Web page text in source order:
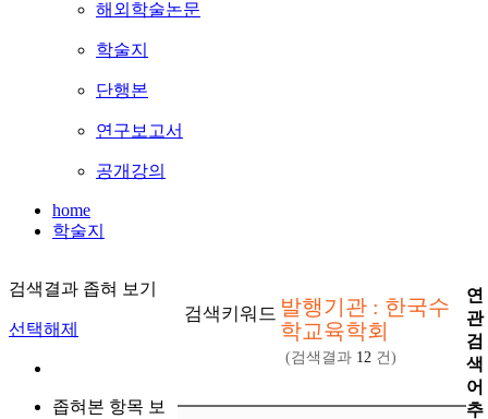
해외학술논문
학술지
단행본
연구보고서
공개강의
home
학술지
검색결과 좁혀 보기
선택해제
좁혀본 항목 보
검색키워드 발행기관 : 한국수
학교육학회
(검색결과 12 건)
연
관
검
색
어
추